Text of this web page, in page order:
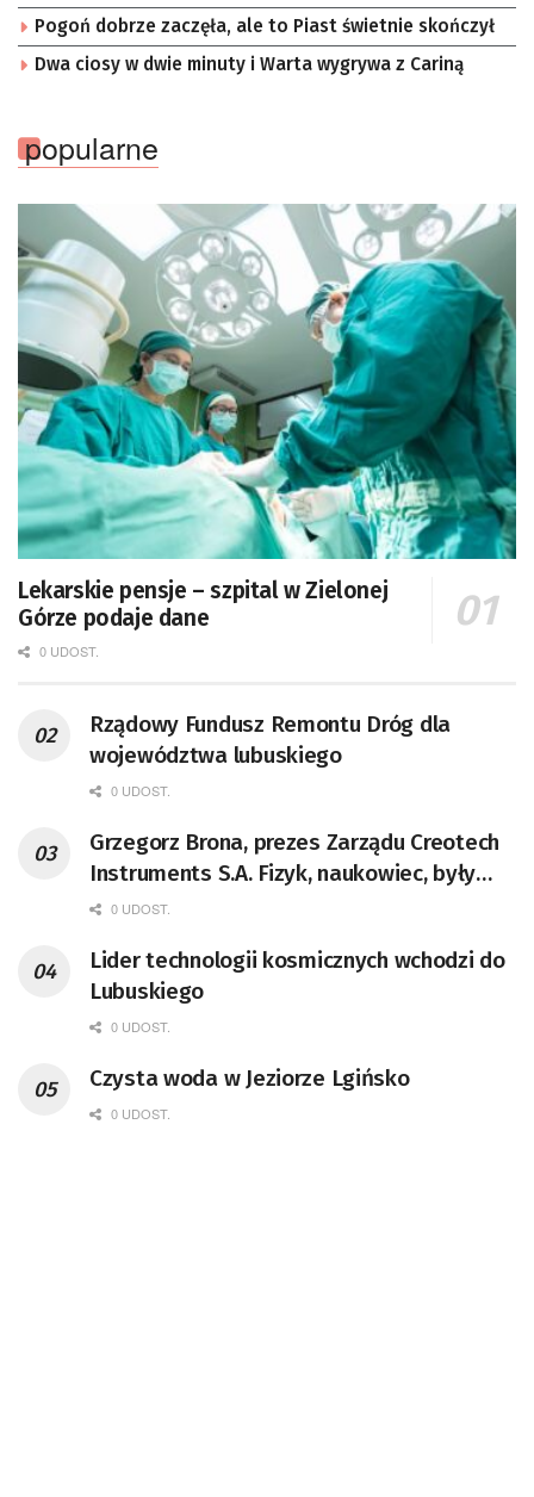
Pogoń dobrze zaczęła, ale to Piast świetnie skończył
Dwa ciosy w dwie minuty i Warta wygrywa z Cariną
popularne
Lekarskie pensje – szpital w Zielonej
Górze podaje dane
0 UDOST.
Rządowy Fundusz Remontu Dróg dla
województwa lubuskiego
0 UDOST.
Grzegorz Brona, prezes Zarządu Creotech
Instruments S.A. Fizyk, naukowiec, były
pracownik CERN w Genewie,
doktor habilitowany nauk fizycznych,
koordynator Rady Sektorowej ds.
Kompetencji Przemysłu Lotniczo-
Badań Kosmicznych i Satelitarnych PAN.
0 UDOST.
Lider technologii kosmicznych wchodzi do
Lubuskiego
0 UDOST.
Czysta woda w Jeziorze Lgińsko
0 UDOST.